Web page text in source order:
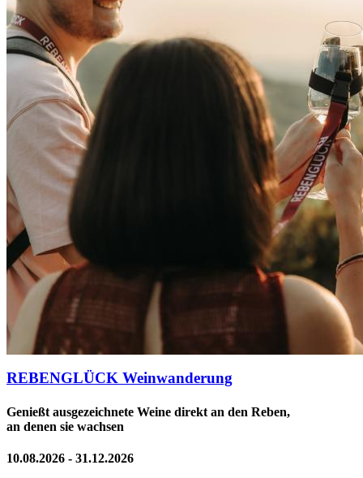
REBENGLÜCK Weinwanderung
Genießt ausgezeichnete Weine direkt an den Reben,
an denen sie wachsen
10.08.2026 - 31.12.2026